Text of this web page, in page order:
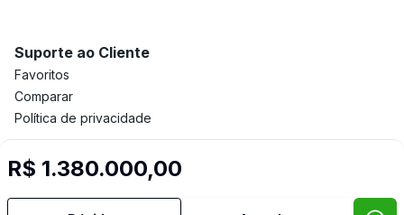
R$ 1.380.000,00
Suporte ao Cliente
Favoritos
Comparar
Política de privacidade
Selo de Tecnologia Loft